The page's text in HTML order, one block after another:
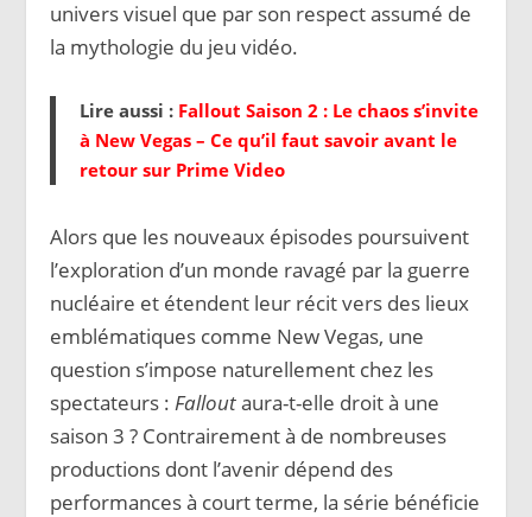
univers visuel que par son respect assumé de
la mythologie du jeu vidéo.
Lire aussi : Fallout Saison 2 : Le chaos s’invite
à New Vegas – Ce qu’il faut savoir avant le
retour sur Prime Video
Alors que les nouveaux épisodes poursuivent
l’exploration d’un monde ravagé par la guerre
nucléaire et étendent leur récit vers des lieux
emblématiques comme New Vegas, une
question s’impose naturellement chez les
spectateurs :Falloutaura-t-elle droit à une
saison 3 ? Contrairement à de nombreuses
productions dont l’avenir dépend des
performances à court terme, la série bénéficie